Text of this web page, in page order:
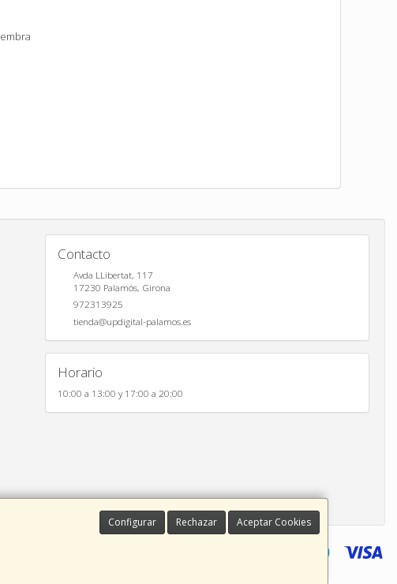
Configurar Rechazar Aceptar Cookies
Contacto
Avda LLibertat, 117
17230 Palamós, Girona
972313925
tienda@updigital-palamos.es
Horario
10:00 a 13:00 y 17:00 a 20:00